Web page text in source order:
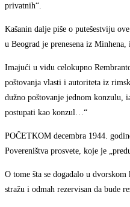
privatnih“.
Kašanin dalje piše o putešestviju
u Beograd je prenesena iz Minhena,
Imajući u vidu celokupno
poštovanja vlasti i autoriteta iz
dužno poštovanje jednom konzulu,
postupati kao konzul…“
POČETKOM decembra 1944.
Povereništva prosvete, koje je
O tome šta se događalo u
stražu i odmah rezervisan da bude